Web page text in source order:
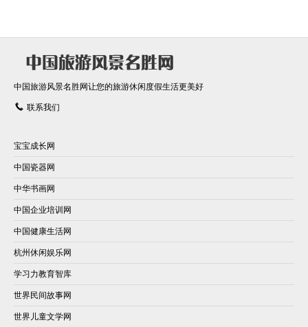
中国旅游风景名胜网让您的旅游休闲度假生活更美好
联系我们
宝宝成长网
中国瓷器网
中华书画网
中国企业培训网
中国健康生活网
杭州休闲娱乐网
学习力教育智库
世界民间故事网
世界儿童文学网